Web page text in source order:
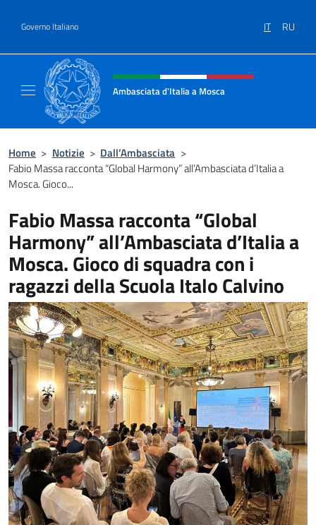
Governo Italiano IT RU
Intestazione sito, social e menù
Ambasciata d'Italia a Mosca
Home > Notizie > Dall’Ambasciata >
Fabio Massa racconta “Global Harmony” all’Ambasciata d’Italia a
Mosca. Gioco...
Fabio Massa racconta “Global
Harmony” all’Ambasciata d’Italia a
Mosca. Gioco di squadra con i
ragazzi della Scuola Italo Calvino